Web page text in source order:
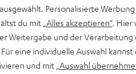
Stil trifft Sound
Mehr entdecken
Personalisierte
du mit „Alles akzeptieren“. Hier
Weitergabe und der Verarbeitung
eine individuelle Auswahl kannst
und mit „Auswahl